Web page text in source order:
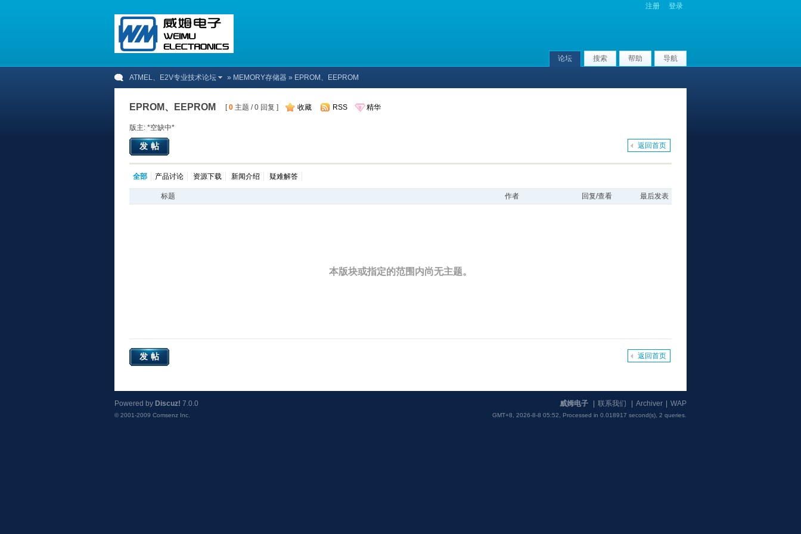
注册 登录
论坛 搜索 帮助 导航
ATMEL、E2V专业技术论坛 » MEMORY存储器 » EPROM、EEPROM
EPROM、EEPROM [0 主题 / 0 回复 ] 收藏 RSS 精华
版主: *空缺中*
返回首页
发帖
全部 产品讨论 资源下载 新闻介绍 疑难解答
标题 作者 回复/查看 最后发表
本版块或指定的范围内尚无主题。
返回首页
发帖
威姆电子 联系我们 Archiver WAP
GMT+8, 2026-8-8 05:52, Processed in 0.018917 second(s), 2 queries
Powered by Discuz! 7.0.0
© 2001-2009 Comsenz Inc.